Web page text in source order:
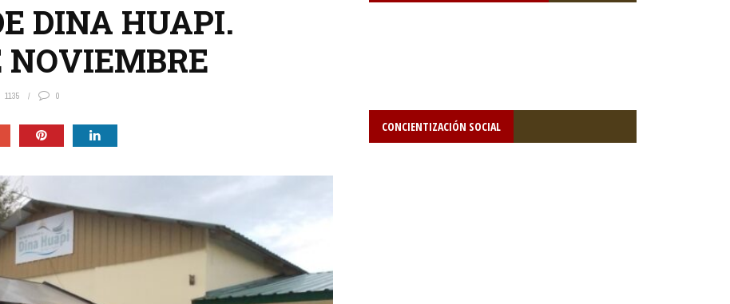
DINA HUAPI.
NOVIEMBRE
1135 0
CONCIENTIZACIÓN SOCIAL